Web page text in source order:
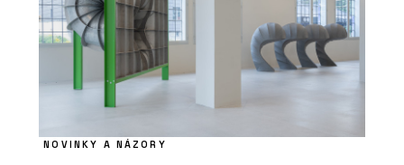
NOVINKY A NÁZORY